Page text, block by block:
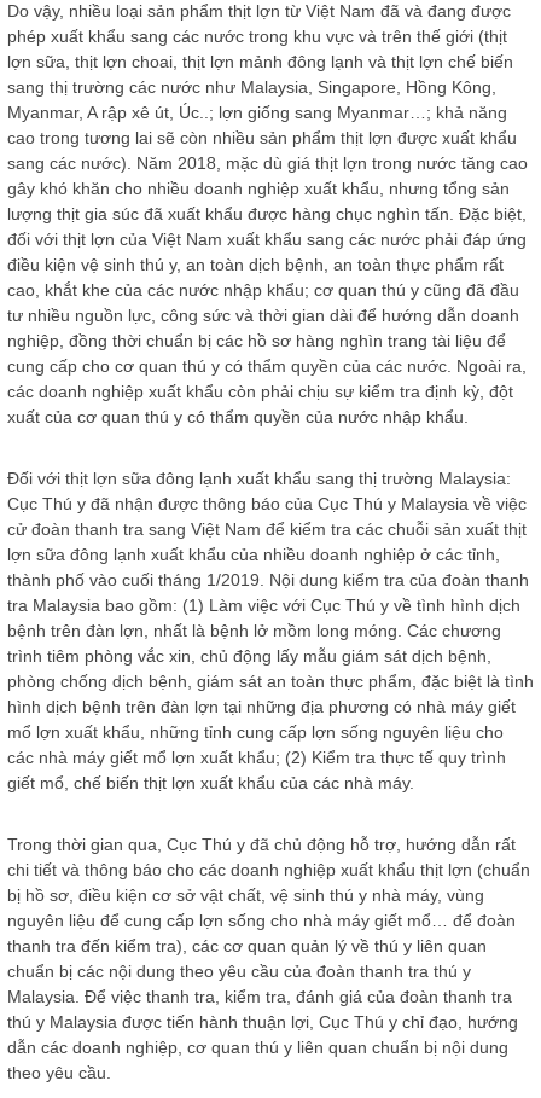
Do vậy, nhiều loại sản phẩm thịt lợn từ Việt Nam đã và đang được
phép xuất khẩu sang các nước trong khu vực và trên thế giới (thịt
lợn sữa, thịt lợn choai, thịt lợn mảnh đông lạnh và thịt lợn chế biến
sang thị trường các nước như Malaysia, Singapore, Hồng Kông,
Myanmar, A rập xê út, Úc..; lợn giống sang Myanmar…; khả năng
cao trong tương lai sẽ còn nhiều sản phẩm thịt lợn được xuất khẩu
sang các nước). Năm 2018, mặc dù giá thịt lợn trong nước tăng cao
gây khó khăn cho nhiều doanh nghiệp xuất khẩu, nhưng tổng sản
lượng thịt gia súc đã xuất khẩu được hàng chục nghìn tấn. Đặc biệt,
đối với thịt lợn của Việt Nam xuất khẩu sang các nước phải đáp ứng
điều kiện vệ sinh thú y, an toàn dịch bệnh, an toàn thực phẩm rất
cao, khắt khe của các nước nhập khẩu; cơ quan thú y cũng đã đầu
tư nhiều nguồn lực, công sức và thời gian dài để hướng dẫn doanh
nghiệp, đồng thời chuẩn bị các hồ sơ hàng nghìn trang tài liệu để
cung cấp cho cơ quan thú y có thẩm quyền của các nước. Ngoài ra,
các doanh nghiệp xuất khẩu còn phải chịu sự kiểm tra định kỳ, đột
xuất của cơ quan thú y có thẩm quyền của nước nhập khẩu.
​Đối với thịt lợn sữa đông lạnh xuất khẩu sang thị trường Malaysia:
Cục Thú y đã nhận được thông báo của Cục Thú y Malaysia về việc
cử đoàn thanh tra sang Việt Nam để kiểm tra các chuỗi sản xuất thịt
lợn sữa đông lạnh xuất khẩu của nhiều doanh nghiệp ở các tỉnh,
thành phố vào cuối tháng 1/2019. Nội dung kiểm tra của đoàn thanh
tra Malaysia bao gồm: (1) Làm việc với Cục Thú y về tình hình dịch
bệnh trên đàn lợn, nhất là bệnh lở mồm long móng. Các chương
trình tiêm phòng vắc xin, chủ động lấy mẫu giám sát dịch bệnh,
phòng chống dịch bệnh, giám sát an toàn thực phẩm, đặc biệt là tình
hình dịch bệnh trên đàn lợn tại những địa phương có nhà máy giết
mổ lợn xuất khẩu, những tỉnh cung cấp lợn sống nguyên liệu cho
các nhà máy giết mổ lợn xuất khẩu; (2) Kiểm tra thực tế quy trình
giết mổ, chế biến thịt lợn xuất khẩu của các nhà máy.
Trong thời gian qua, Cục Thú y đã chủ động hỗ trợ, hướng dẫn rất
chi tiết và thông báo cho các doanh nghiệp xuất khẩu thịt lợn (chuẩn
bị hồ sơ, điều kiện cơ sở vật chất, vệ sinh thú y nhà máy, vùng
nguyên liệu để cung cấp lợn sống cho nhà máy giết mổ… để đoàn
thanh tra đến kiểm tra), các cơ quan quản lý về thú y liên quan
chuẩn bị các nội dung theo yêu cầu của đoàn thanh tra thú y
Malaysia. Để việc thanh tra, kiểm tra, đánh giá của đoàn thanh tra
thú y Malaysia được tiến hành thuận lợi, Cục Thú y chỉ đạo, hướng
dẫn các doanh nghiệp, cơ quan thú y liên quan chuẩn bị nội dung
theo yêu cầu.